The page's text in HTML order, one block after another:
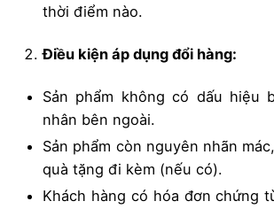
thời điểm nào.
Điều kiện áp dụng đổi hàng:
Sản phẩm không có dấu hiệu
nhân bên ngoài.
Sản phẩm còn nguyên nhãn
quà tặng đi kèm (nếu có).
Khách hàng có hóa đơn chứng